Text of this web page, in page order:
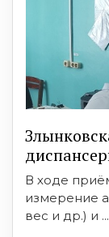
В ходе
измерение
вес и др.) и ...